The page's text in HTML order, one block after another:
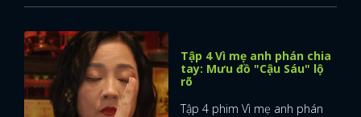
Tập 4 Vì mẹ anh phán chia
tay: Mưu đồ "Cậu Sáu" lộ
rõ
Tập 4 phim Vì mẹ anh phán